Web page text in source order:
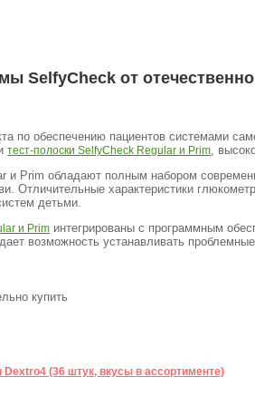
SelfyCheck от
по обеспечению пациентов системами
тест-полоски SelfyCheck Regular и Prim ,
и Prim обладают полным набором
Отличительные характеристики
детьми.
и Prim интегрированы с программным
возможность устанавливать
Dextro4 (36 штук, вкусы в ассортименте)